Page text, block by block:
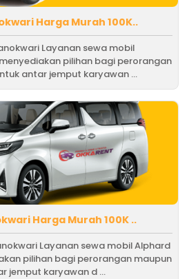
Harga Murah 100K..
Layanan sewa mobil
pilihan bagi perorangan
antar jemput karyawan ...
Harga Murah 100K ..
Layanan sewa mobil Alphard
pilihan bagi perorangan maupun
jemput karyawan d ...